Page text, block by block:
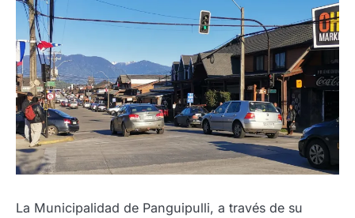
La Municipalidad de Panguipulli, a través de su